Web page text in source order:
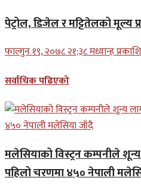
पेट्रोल, डिजेल र मट्टितेलको मूल्य
फाल्गुन १९, २०७८ २१;३८ मध्यान्ह
सर्वाधिक पढिएको
मलेसियाको विस्ट्रन कम्पनीले
पहिलो चरणमा ४५० नेपाली